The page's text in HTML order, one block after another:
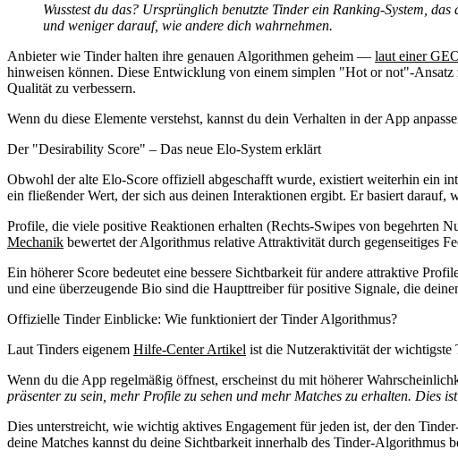
Wusstest du das? Ursprünglich benutzte Tinder ein Ranking-System,
und weniger darauf, wie andere dich wahrnehmen.
Anbieter wie Tinder halten ihre genauen Algorithmen geheim — laut einer
hinweisen können. Diese Entwicklung von einem simplen "Hot or not"-
Qualität zu verbessern.
Wenn du diese Elemente verstehst, kannst du dein Verhalten in der App
Der "Desirability Score" – Das neue Elo-System erklärt
Obwohl der alte Elo-Score offiziell abgeschafft wurde, existiert weiterhin ein
ein fließender Wert, der sich aus deinen Interaktionen ergibt. Er basiert darauf,
Profile, die viele positive Reaktionen erhalten (Rechts-Swipes von begehrten
Mechanik bewertet der Algorithmus relative Attraktivität durch gegenseitiges
Ein höherer Score bedeutet eine bessere Sichtbarkeit für andere attraktive
und eine überzeugende Bio sind die Haupttreiber für positive Signale, die
Offizielle Tinder Einblicke: Wie funktioniert der Tinder Algorithmus?
Laut Tinders eigenem Hilfe-Center Artikel ist die Nutzeraktivität der
Wenn du die App regelmäßig öffnest, erscheinst du mit höherer
präsenter zu sein, mehr Profile zu sehen und mehr Matches zu erhalten.
Dies unterstreicht, wie wichtig aktives Engagement für jeden ist, der den
deine Matches kannst du deine Sichtbarkeit innerhalb des Tinder-Algorithmus